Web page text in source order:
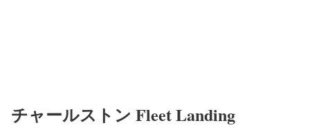
チャールストン Fleet Landing